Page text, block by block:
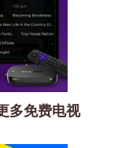
多免费电视